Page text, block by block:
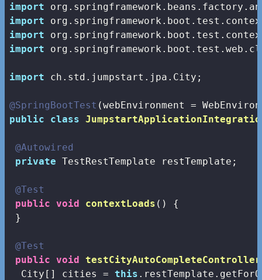
import
import
import
import
import ch.std.jumpstart.jpa.City;
@SpringBootTest
public
class
@Autowired
private TestRestTemplate restTemplate;
@Test
public void contextLoads ()
{
}
@Test
public void testCityAutoCompleteController
  City[] cities =
this